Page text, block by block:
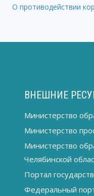
О противодействии
ВНЕШНИЕ
Министерство
Министерство
Министерство
Челябинской
Портал
Федеральный